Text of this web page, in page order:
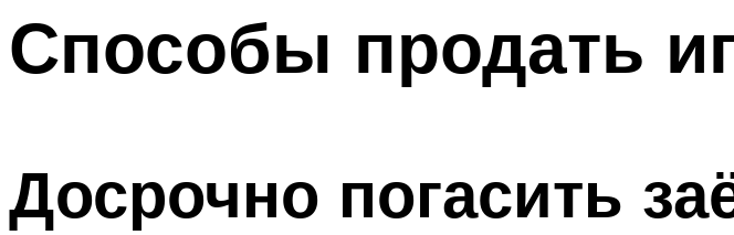
Способы продать
Досрочно погасить